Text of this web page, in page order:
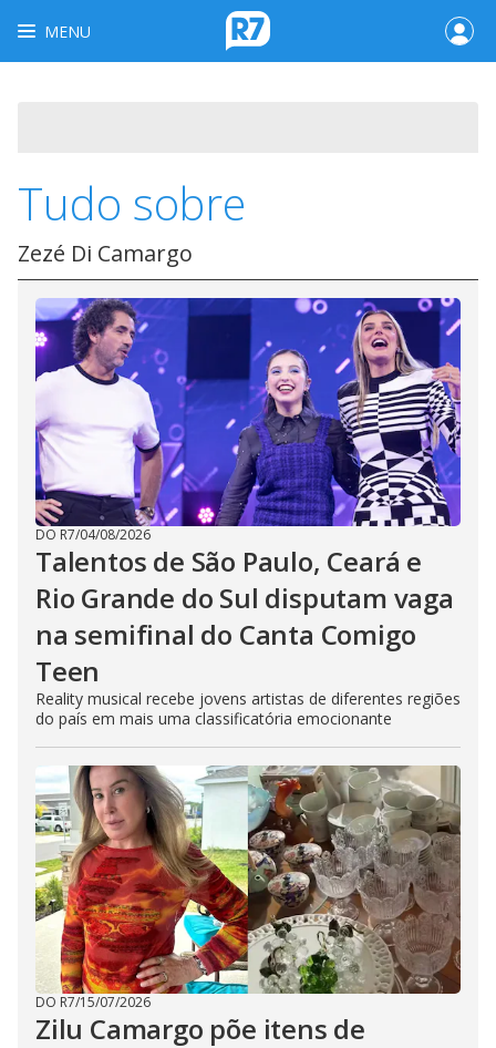
MENU
Tudo sobre
Zezé Di Camargo
DO R7/04/08/2026
Talentos de São Paulo, Ceará e
Rio Grande do Sul disputam vaga
na semifinal do Canta Comigo
Teen
Reality musical recebe jovens artistas de diferentes regiões
do país em mais uma classificatória emocionante
DO R7/15/07/2026
Zilu Camargo põe itens de